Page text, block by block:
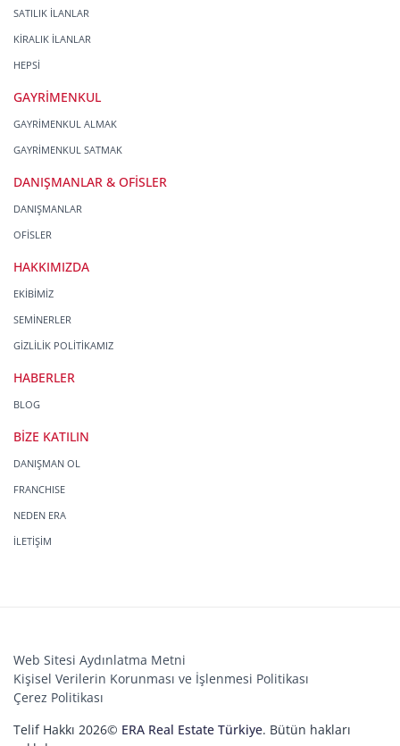
SATILIK İLANLAR
KİRALIK İLANLAR
HEPSİ
GAYRİMENKUL
GAYRİMENKUL ALMAK
GAYRİMENKUL SATMAK
DANIŞMANLAR & OFİSLER
DANIŞMANLAR
OFİSLER
HAKKIMIZDA
EKİBİMİZ
SEMİNERLER
GİZLİLİK POLİTİKAMIZ
HABERLER
BLOG
BİZE KATILIN
DANIŞMAN OL
FRANCHISE
NEDEN ERA
İLETİŞİM
Web Sitesi Aydınlatma Metni
Kişisel Verilerin Korunması ve İşlenmesi Politikası
Çerez Politikası
Telif Hakkı 2026© ERA Real Estate Türkiye. Bütün hakları